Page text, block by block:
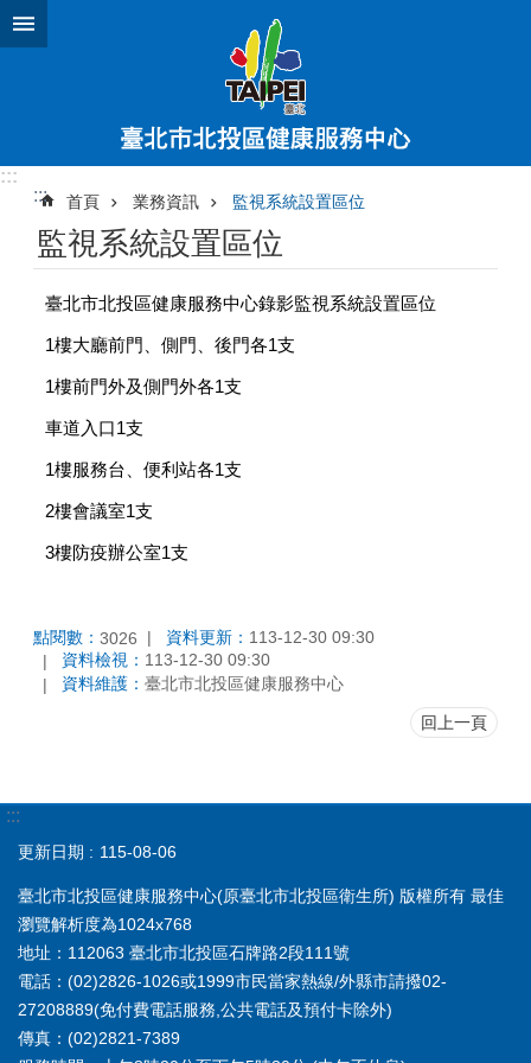
跳到主要內容區塊
:::
:::
首頁 業務資訊 監視系統設置區位
監視系統設置區位
臺北市北投區健康服務中心錄影監視系統設置區位
1樓大廳前門、側門、後門各1支
1樓前門外及側門外各1支
車道入口1支
1樓服務台、便利站各1支
2樓會議室1支
3樓防疫辦公室1支
點閱數： 3026 資料更新： 113-12-30 09:30
資料檢視： 113-12-30 09:30
資料維護： 臺北市北投區健康服務中心
回上一頁
:::
更新日期 115-08-06
臺北市北投區健康服務中心(原臺北市北投區衛生所) 版權所有 最佳
瀏覽解析度為1024x768
地址：112063 臺北市北投區石牌路2段111號
電話：(02)2826-1026或1999市民當家熱線/外縣市請撥02-
27208889(免付費電話服務,公共電話及預付卡除外)
傳真：(02)2821-7389